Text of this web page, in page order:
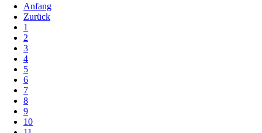
Anfang
Zurück
1
2
3
4
5
6
7
8
9
10